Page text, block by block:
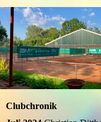
Clubchronik